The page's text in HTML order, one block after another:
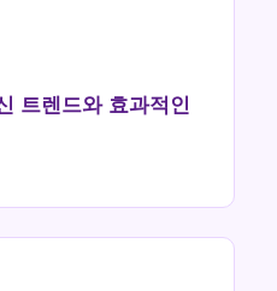
트렌드와 효과적인